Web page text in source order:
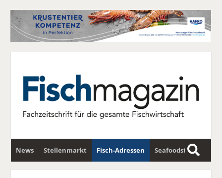
News Stellenmarkt Fisch-Adressen Seafoodstar
Fischwirtschafts-Gipfel Newsletter
S
u